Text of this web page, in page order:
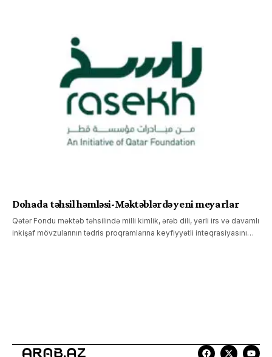
Dohada təhsil həmləsi-Məktəblərdə yeni meyarlar
Qətər Fondu məktəb təhsilində milli kimlik, ərəb dili, yerli irs və davamlı
inkişaf mövzularının tədris proqramlarına keyfiyyətli inteqrasiyasını…